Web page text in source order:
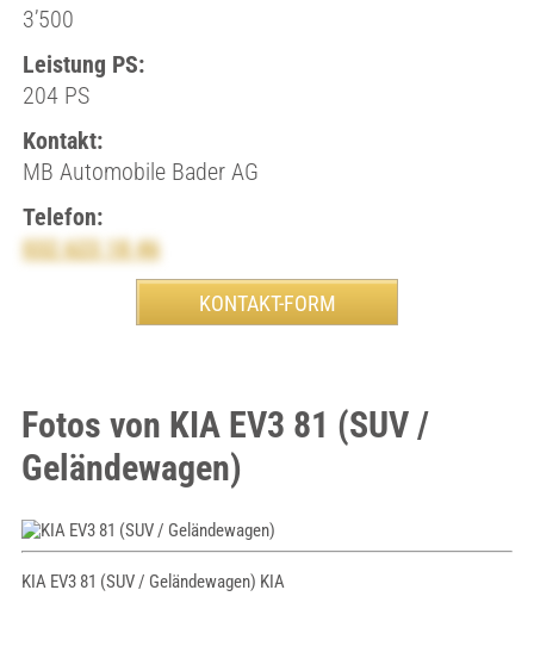
3’500
Leistung PS:
204 PS
Kontakt:
MB Automobile Bader AG
Telefon:
032 623 18 46
Fotos von KIA EV3 81 (SUV /
Geländewagen)
KIA EV3 81 (SUV / Geländewagen) KIA